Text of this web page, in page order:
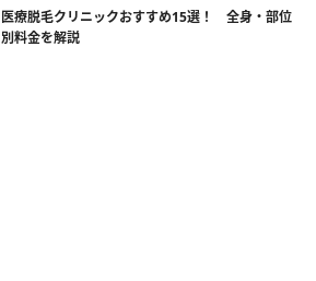
医療脱毛クリニックおすすめ15選！ 全身・部位
別料金を解説